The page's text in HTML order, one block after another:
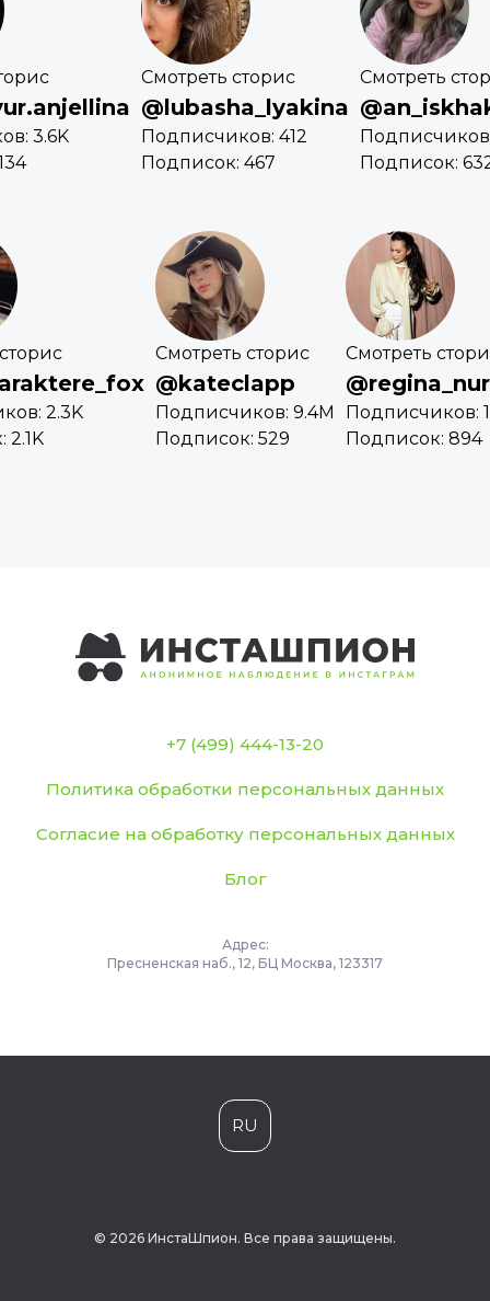
3.6K
Смотреть сторис
@lubasha_lyakina
Подписчиков: 412
Подписок: 467
Смотреть
Подписчиков:
Подписок:
2.3K
2.1K
Смотреть сторис
@kateclapp
Подписчиков: 9.4M
Подписок: 529
Смотреть
@regina_nur
Подписчиков:
Подписок: 894
+7 (499) 444-13-20
Политика обработки персональных данных
Согласие на обработку персональных данных
Блог
Адрес:
Пресненская наб., 12, БЦ Москва, 123317
RU
© 2026 ИнстаШпион. Все права защищены.